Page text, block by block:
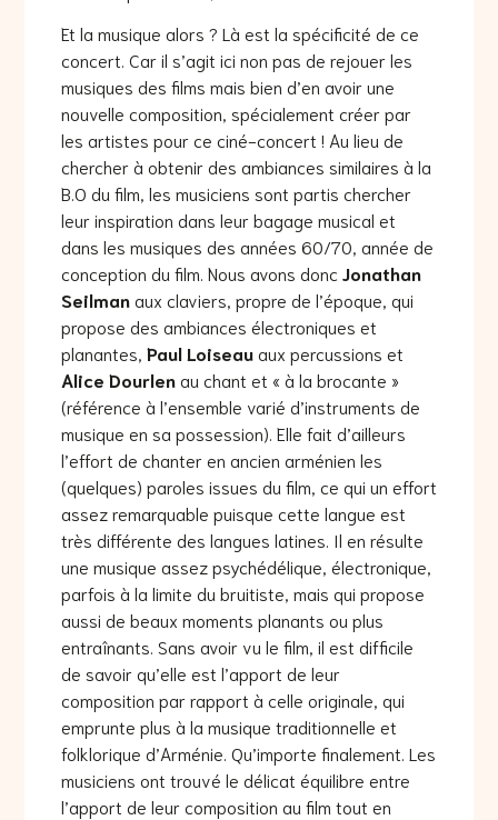
Et la musique alors ? Là est la spécificité de ce
concert. Car il s’agit ici non pas de rejouer les
musiques des films mais bien d’en avoir une
nouvelle composition, spécialement créer par
les artistes pour ce ciné-concert ! Au lieu de
chercher à obtenir des ambiances similaires à la
B.O du film, les musiciens sont partis chercher
leur inspiration dans leur bagage musical et
dans les musiques des années 60/70, année de
conception du film. Nous avons doncJonathan
Seilmanaux claviers, propre de l’époque, qui
propose des ambiances électroniques et
planantes, Paul Loiseauaux percussions et
Alice Dourlenau chant et « à la brocante »
(référence à l’ensemble varié d’instruments de
musique en sa possession). Elle fait d’ailleurs
l’effort de chanter en ancien arménien les
(quelques) paroles issues du film, ce qui un effort
assez remarquable puisque cette langue est
très différente des langues latines. Il en résulte
une musique assez psychédélique, électronique,
parfois à la limite du bruitiste, mais qui propose
aussi de beaux moments planants ou plus
entraînants. Sans avoir vu le film, il est difficile
de savoir qu’elle est l’apport de leur
composition par rapport à celle originale, qui
emprunte plus à la musique traditionnelle et
folklorique d’Arménie. Qu’importe finalement. Les
musiciens ont trouvé le délicat équilibre entre
l’apport de leur composition au film tout en